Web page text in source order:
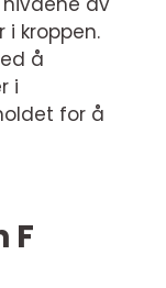
kroppen.
å
i
for å
F